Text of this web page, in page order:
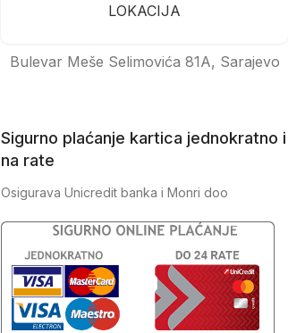
LOKACIJA
Bulevar Meše Selimovića 81A, Sarajevo
Sigurno plaćanje kartica jednokratno i
na rate
Osigurava Unicredit banka i Monri doo